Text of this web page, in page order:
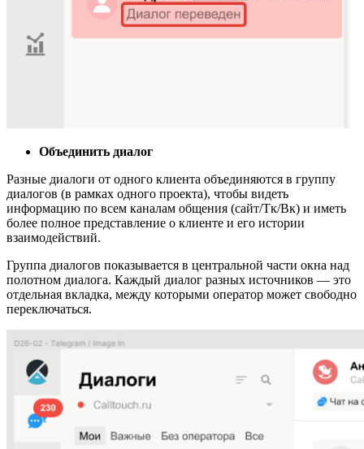
Объединить диалог
Разные диалоги от одного клиента объединяются в группу
диалогов (в рамках одного проекта), чтобы видеть
информацию по всем каналам общения (сайт/Тк/Вк) и иметь
более полное представление о клиенте и его истории
взаимодействий.
Группа диалогов показывается в центральной части окна над
полотном диалога. Каждый диалог разных источников — это
отдельная вкладка, между которыми оператор может свободно
переключаться.